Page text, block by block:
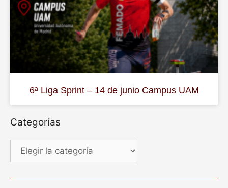
6ª Liga Sprint – 14 de junio Campus UAM
Categorías